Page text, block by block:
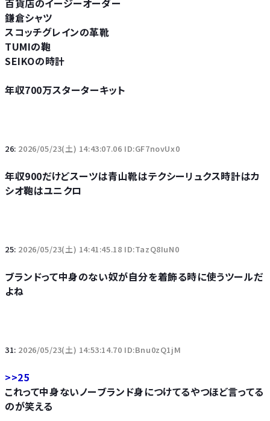
百貨店のイージーオーダー
鎌倉シャツ
スコッチグレインの革靴
TUMIの鞄
SEIKOの時計
年収700万スターターキット
26: 2026/05/23(土) 14:43:07.06 ID:GF7novUx0
年収900だけどスーツは青山靴はテクシーリュクス時計はカ
シオ鞄はユニクロ
25: 2026/05/23(土) 14:41:45.18 ID:TazQ8IuN0
ブランドって中身のない奴が自分を着飾る時に使うツールだ
よね
31: 2026/05/23(土) 14:53:14.70 ID:Bnu0zQ1jM
>>25
これって中身ないノーブランド身につけてるやつほど言ってる
のが笑える